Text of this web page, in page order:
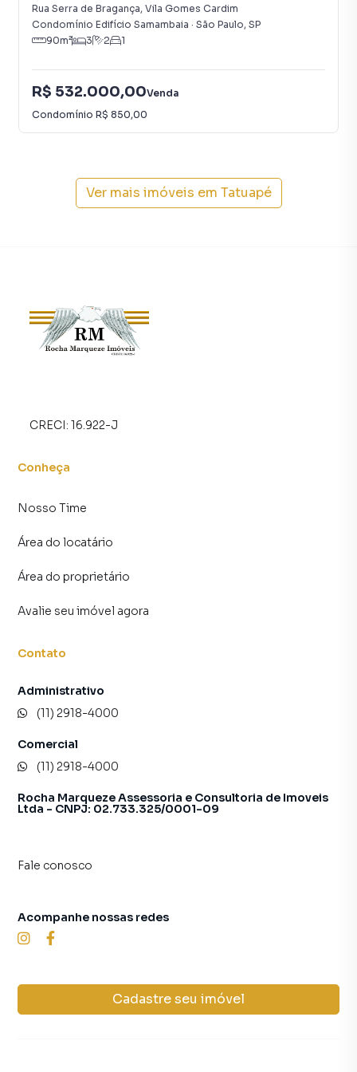
imóvel mais rápido. Contamos também com um time de
programadores, corretores treinados e uma central de
atendimento preparada para atender proprietários e
Rua Serra de Bragança, Vila Gomes Cardim
Condomínio Edifício Samambaia · São Paulo, SP
90m² 3 2 1
R$ 532.000,00Venda
Condomínio R$ 850,00
Ver mais imóveis em Tatuapé
CRECI: 16.922-J
Conheça
Nosso Time
Área do locatário
Área do proprietário
Avalie seu imóvel agora
Contato
Administrativo
(11) 2918-4000
Comercial
(11) 2918-4000
Rocha Marqueze Assessoria e Consultoria de Imoveis
Ltda - CNPJ: 02.733.325/0001-09
Fale conosco
Cadastre seu imóvel
Acompanhe nossas redes